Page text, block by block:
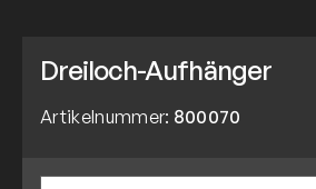
Dreiloch-Aufhänger
Artikelnummer: 800070